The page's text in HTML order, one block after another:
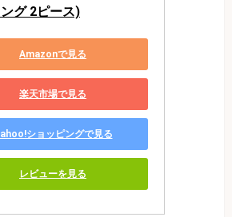
グ 2ピース)
Amazonで見る
楽天市場で見る
ショッピングで見る
レビューを見る